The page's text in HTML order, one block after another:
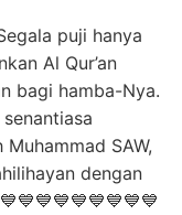
puji hanya
Al Qur’an
bagi hamba-Nya.
SAW,
dengan